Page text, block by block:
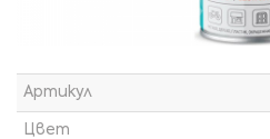
Артикул
Цвет